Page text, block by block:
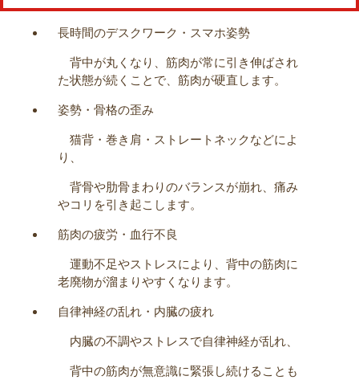
長時間のデスクワーク・スマホ姿勢
背中が丸くなり、筋肉が常に引き伸ばされ
た状態が続くことで、筋肉が硬直します。
姿勢・骨格の歪み
猫背・巻き肩・ストレートネックなどによ
り、
背骨や肋骨まわりのバランスが崩れ、痛み
やコリを引き起こします。
筋肉の疲労・血行不良
運動不足やストレスにより、背中の筋肉に
老廃物が溜まりやすくなります。
自律神経の乱れ・内臓の疲れ
内臓の不調やストレスで自律神経が乱れ、
背中の筋肉が無意識に緊張し続けることも